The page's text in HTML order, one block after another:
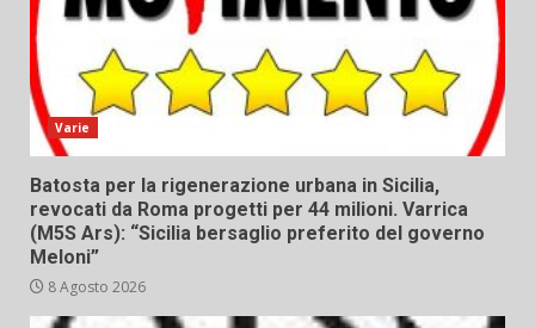
Varie
Batosta per la rigenerazione urbana in Sicilia,
revocati da Roma progetti per 44 milioni. Varrica
(M5S Ars): “Sicilia bersaglio preferito del governo
Meloni”
8 Agosto 2026